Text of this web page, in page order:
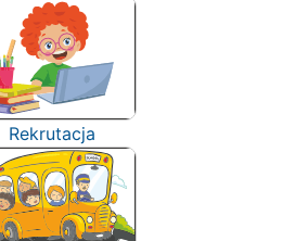
Rekrutacja